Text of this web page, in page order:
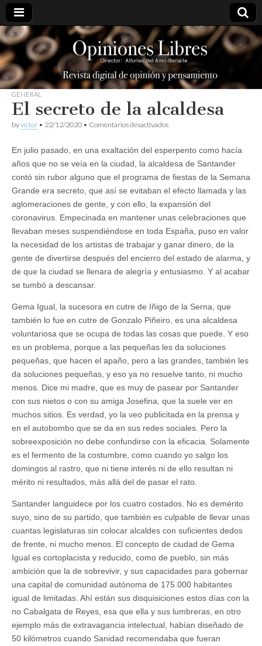
opinioneslibres
GENERAL
El secreto de la alcaldesa
byvictor • 22/12/2020 • Comentarios desactivadosen
de
la
En julio pasado, en una exaltación del esperpento como hacía
años que no se veía en la ciudad, la alcaldesa de Santander
contó sin rubor alguno que el programa de fiestas de la Semana
Grande era secreto, que así se evitaban el efecto llamada y las
aglomeraciones de gente, y con ello, la expansión del
coronavirus. Empecinada en mantener unas celebraciones que
llevaban meses suspendiéndose en toda España, puso en valor
la necesidad de los artistas de trabajar y ganar dinero, de la
gente de divertirse después del encierro del estado de alarma, y
de que la ciudad se llenara de alegría y entusiasmo. Y al acabar
se tumbó a descansar.
Gema Igual, la sucesora en cutre de Iñigo de la Serna, que
también lo fue en cutre de Gonzalo Piñeiro, es una alcaldesa
voluntariosa que se ocupa de todas las cosas que puede. Y eso
es un problema, porque a las pequeñas les da soluciones
pequeñas, que hacen el apaño, pero a las grandes, también les
da soluciones pequeñas, y eso ya no resuelve tanto, ni mucho
menos. Dice mi madre, que es muy de pasear por Santander
con sus nietos o con su amiga Josefina, que la suele ver en
muchos sitios. Es verdad, yo la veo publicitada en la prensa y
en el autobombo que se da en sus redes sociales. Pero la
sobreexposición no debe confundirse con la eficacia. Solamente
es el fermento de la costumbre, como cuando yo salgo los
domingos al rastro, que ni tiene interés ni de ello resultan ni
mérito ni resultados, más allá del de pasar el rato.
Santander languidece por los cuatro costados. No es demérito
suyo, sino de su partido, que también es culpable de llevar unas
cuantas legislaturas sin colocar alcaldes con suficientes dedos
de frente, ni mucho menos. El concepto de ciudad de Gema
Igual es cortoplacista y reducido, como de pueblo, sin más
ambición que la de sobrevivir, y sus capacidades para gobernar
una capital de comunidad autónoma de 175.000 habitantes
igual de limitadas. Ahí están sus disquisiciones estos días con la
no Cabalgata de Reyes, esa que ella y sus lumbreras, en otro
ejemplo más de extravagancia intelectual, habían diseñado de
50 kilómetros cuando Sanidad recomendaba que fueran